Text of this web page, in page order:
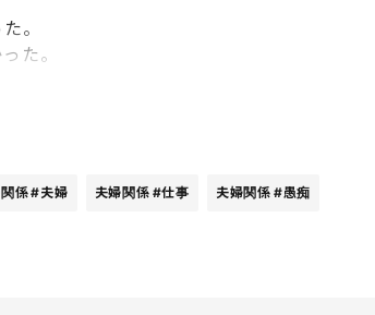
。
た。
願いだと思うんだよね。中には割り切って子
係#夫婦 夫婦関係 #仕事 夫婦関係 #愚痴